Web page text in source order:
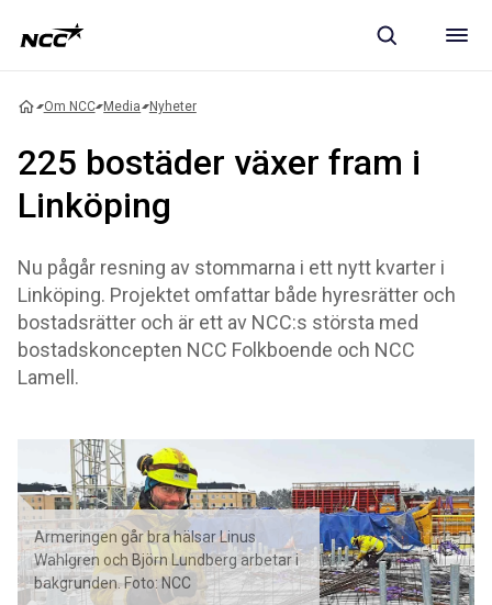
Om NCC Media Nyheter
225 bostäder växer fram i
Linköping
Nu pågår resning av stommarna i ett nytt kvarter i
Linköping. Projektet omfattar både hyresrätter och
bostadsrätter och är ett av NCC:s största med
bostadskoncepten NCC Folkboende och NCC
Lamell.
Armeringen går bra hälsar Linus
Wahlgren och Björn Lundberg arbetar i
bakgrunden. Foto: NCC